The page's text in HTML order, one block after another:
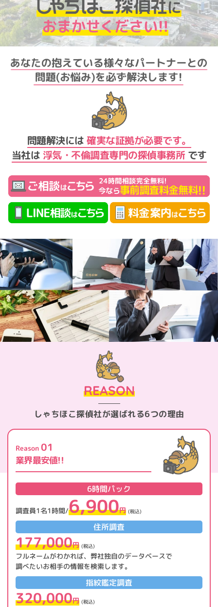
問題解決には 確実な証拠が必要です。
当社は 浮気・不倫調査専門の探偵事務所 です
REASON
しゃちほこ探偵社が選ばれる6つの理由
Reason 01
業界最安値!!
6時間パック
調査員1名1時間/6,900円 (税込)
住所調査
177,000円 (税込)
フルネームがわかれば、弊社独自のデータベースで
調べたいお相手の情報を検索します。
指紋鑑定調査
320,000円 (税込)